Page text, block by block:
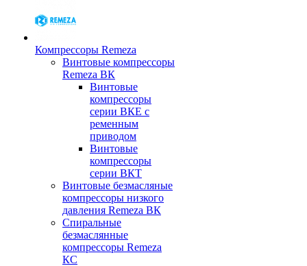
Компрессоры Remeza
Винтовые компрессоры
Remeza ВК
Винтовые
компрессоры
серии ВКЕ с
ременным
приводом
Винтовые
компрессоры
серии ВКТ
Винтовые безмасляные
компрессоры низкого
давления Remeza ВК
Спиральные
безмаслянные
компрессоры Remeza
КС